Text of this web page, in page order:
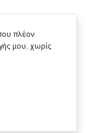
να κάνουμε